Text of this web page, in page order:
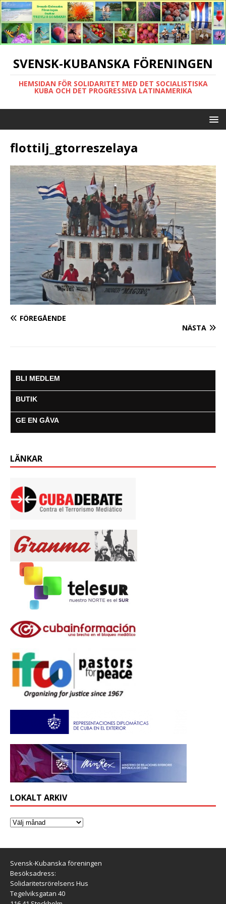
SVENSK-KUBANSKA FÖRENINGEN
HEMSIDAN FÖR SOLIDARITET MED DET SOCIALISTISKA
KUBA OCH DET PROGRESSIVA LATINAMERIKA
flottilj_gtorreszelaya
FÖREGÅENDE
NÄSTA
BLI MEDLEM
BUTIK
GE EN GÅVA
LÄNKAR
LOKALT ARKIV
Svensk-Kubanska föreningen
Besöksadress:
Solidaritetsrörelsens Hus
Tegelviksgatan 40